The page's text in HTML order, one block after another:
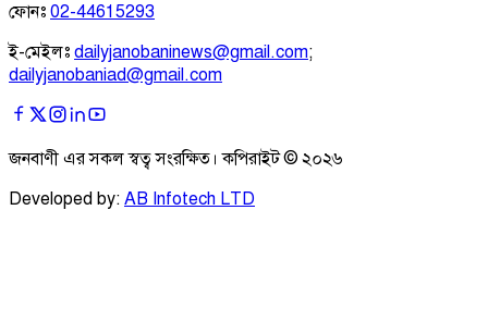
ফোনঃ 02-44615293
ই-মেইলঃ dailyjanobaninews@gmail.com;
dailyjanobaniad@gmail.com
জনবাণী এর সকল স্বত্ব সংরক্ষিত। কপিরাইট © ২০২৬
Developed by: AB Infotech LTD